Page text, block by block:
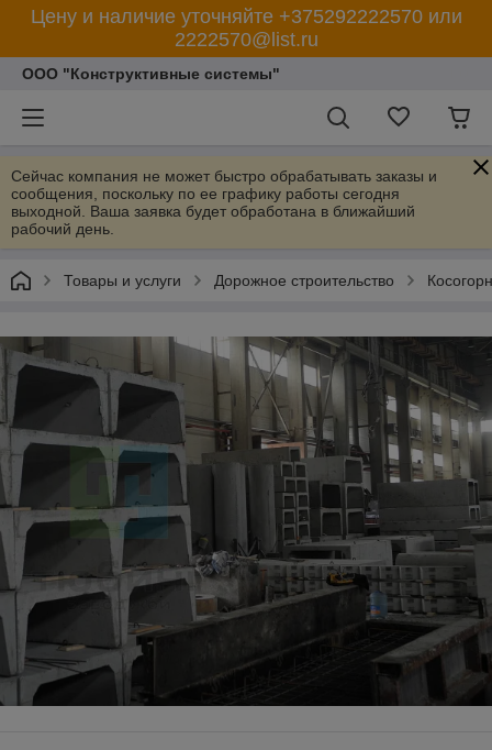
Цену и наличие уточняйте +375292222570 или
2222570@list.ru
ООО "Конструктивные системы"
Сейчас компания не может быстро обрабатывать заказы и
сообщения, поскольку по ее графику работы сегодня
выходной. Ваша заявка будет обработана в ближайший
рабочий день.
Товары и услуги Дорожное строительство